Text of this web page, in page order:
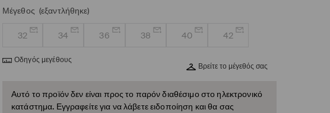
Μέγεθος (εξαντλήθηκε)
32 34 36 38 40 42
Οδηγός μεγέθους
Βρείτε το μέγεθός σας
Αυτό το προϊόν δεν είναι προς το παρόν διαθέσιμο στο ηλεκτρονικό
κατάστημα. Εγγραφείτε για να λάβετε ειδοποίηση και θα σας